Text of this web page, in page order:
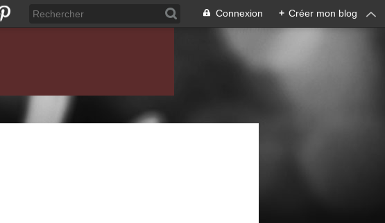
Connexion + Créer mon blog